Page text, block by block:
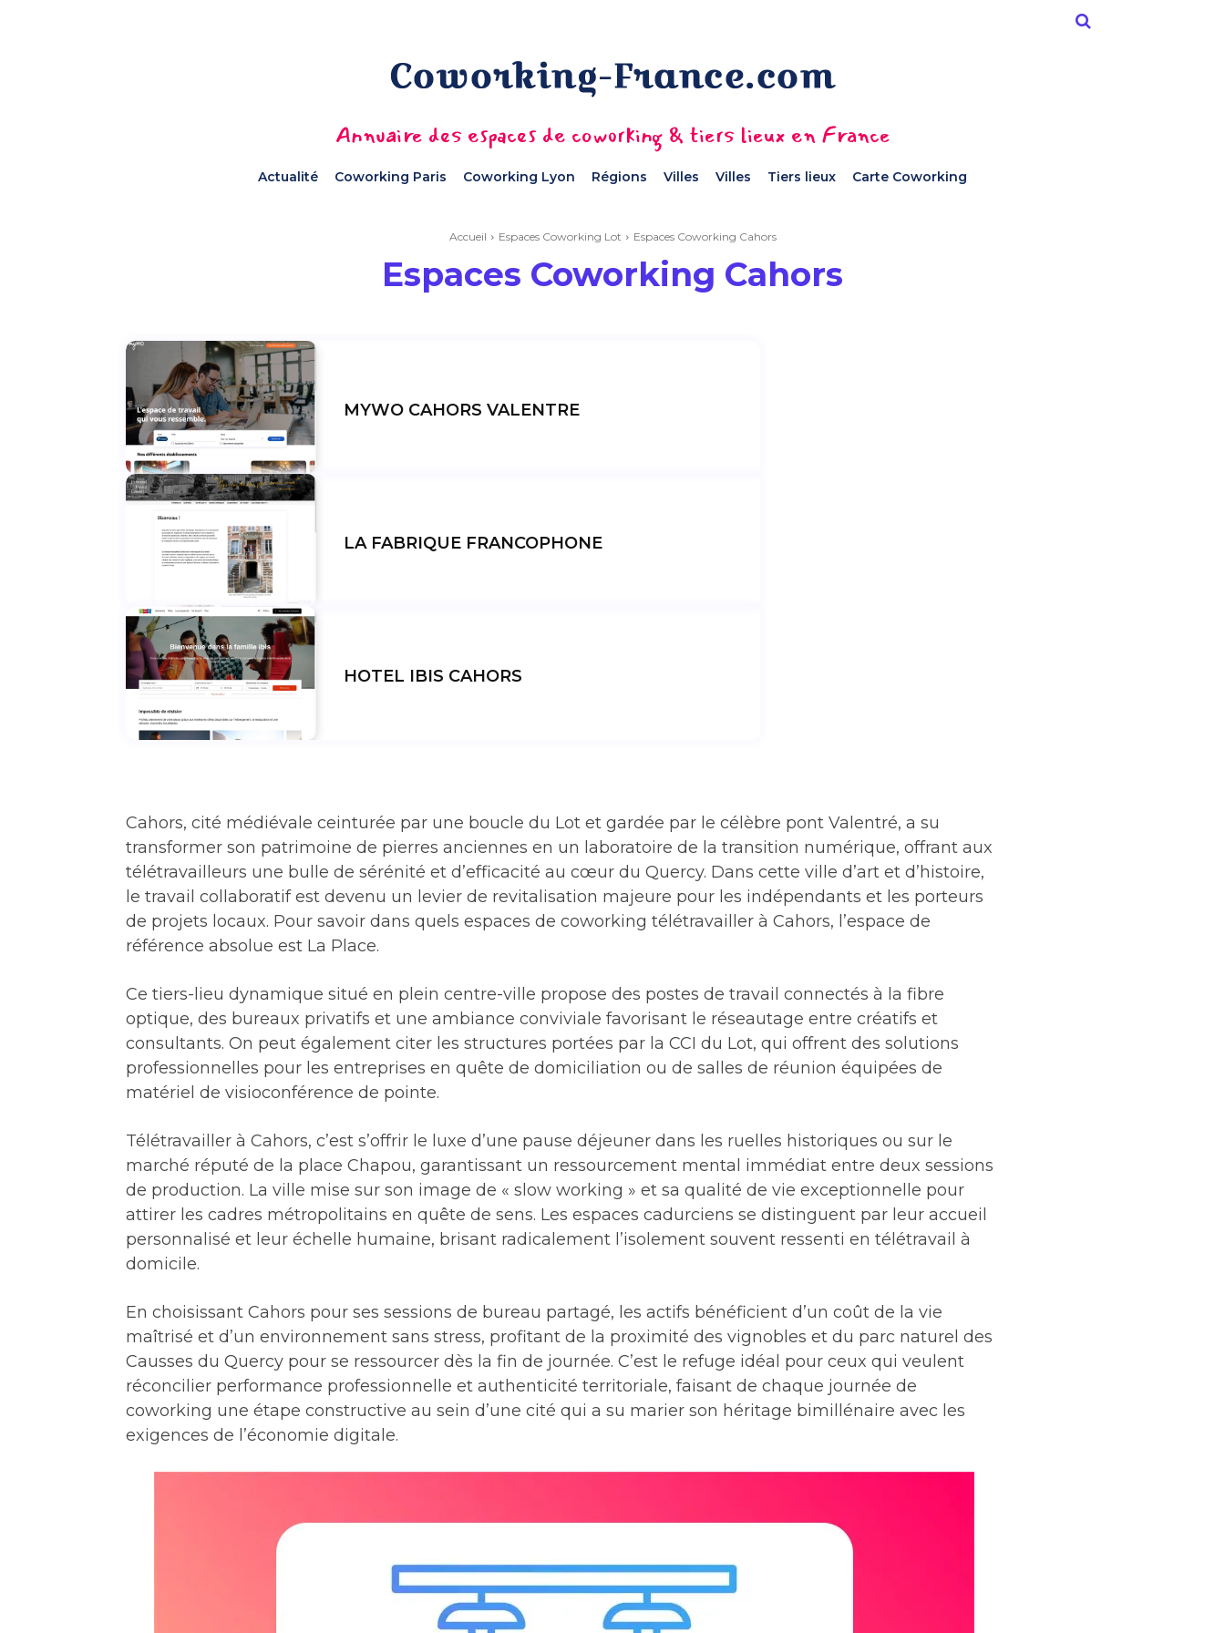
Annuaire des espaces de coworking & tiers lieux en France
Actualité Coworking Paris Coworking Lyon Régions Villes Villes Tiers lieux Carte Coworking
Accueil Espaces Coworking Lot Espaces Coworking Cahors
Espaces Coworking Cahors
MYWO CAHORS VALENTRE
LA FABRIQUE FRANCOPHONE
HOTEL IBIS CAHORS
Cahors, cité médiévale ceinturée par une boucle du Lot et gardée par le célèbre pont Valentré, a su
transformer son patrimoine de pierres anciennes en un laboratoire de la transition numérique, offrant aux
télétravailleurs une bulle de sérénité et d’efficacité au cœur du Quercy. Dans cette ville d’art et d’histoire,
le travail collaboratif est devenu un levier de revitalisation majeure pour les indépendants et les porteurs
de projets locaux. Pour savoir dans quels espaces de coworking télétravailler à Cahors, l’espace de
référence absolue est La Place.
Ce tiers-lieu dynamique situé en plein centre-ville propose des postes de travail connectés à la fibre
optique, des bureaux privatifs et une ambiance conviviale favorisant le réseautage entre créatifs et
consultants. On peut également citer les structures portées par la CCI du Lot, qui offrent des solutions
professionnelles pour les entreprises en quête de domiciliation ou de salles de réunion équipées de
matériel de visioconférence de pointe.
Télétravailler à Cahors, c’est s’offrir le luxe d’une pause déjeuner dans les ruelles historiques ou sur le
marché réputé de la place Chapou, garantissant un ressourcement mental immédiat entre deux sessions
de production. La ville mise sur son image de « slow working » et sa qualité de vie exceptionnelle pour
attirer les cadres métropolitains en quête de sens. Les espaces cadurciens se distinguent par leur accueil
personnalisé et leur échelle humaine, brisant radicalement l’isolement souvent ressenti en télétravail à
domicile.
En choisissant Cahors pour ses sessions de bureau partagé, les actifs bénéficient d’un coût de la vie
maîtrisé et d’un environnement sans stress, profitant de la proximité des vignobles et du parc naturel des
Causses du Quercy pour se ressourcer dès la fin de journée. C’est le refuge idéal pour ceux qui veulent
réconcilier performance professionnelle et authenticité territoriale, faisant de chaque journée de
coworking une étape constructive au sein d’une cité qui a su marier son héritage bimillénaire avec les
exigences de l’économie digitale.